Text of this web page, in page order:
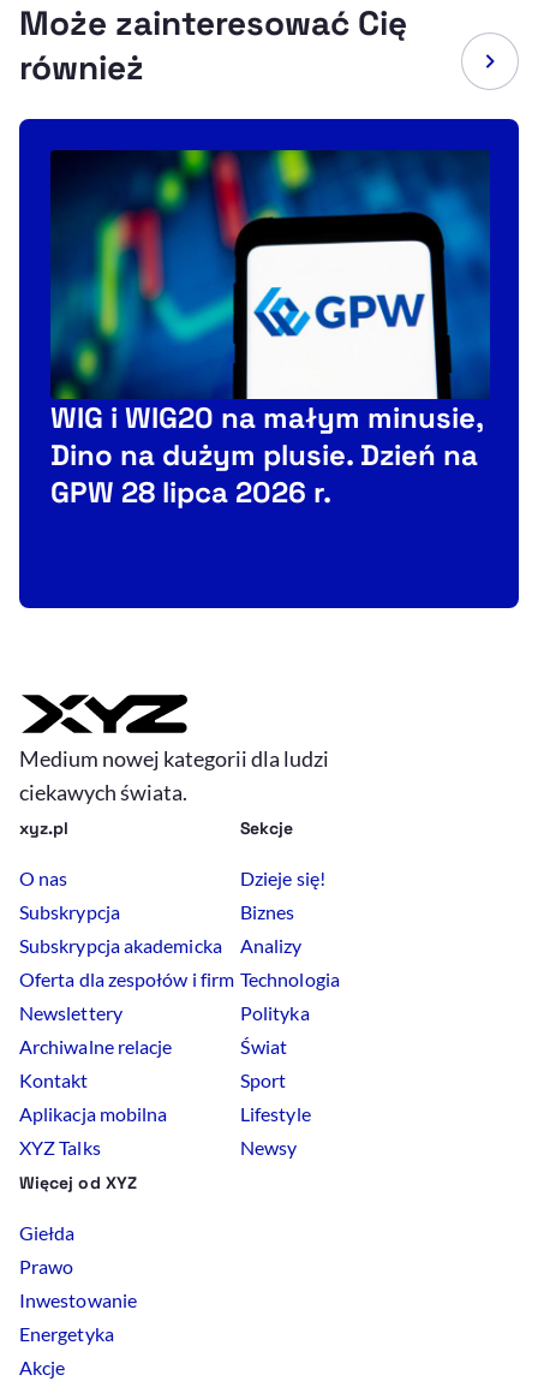
Może zainteresować Cię
również
WIG i WIG20 na małym minusie,
Dino na dużym plusie. Dzień na
GPW 28 lipca 2026 r.
Medium nowej kategorii dla ludzi
ciekawych świata.
xyz.pl
O nas
Subskrypcja
Subskrypcja akademicka
Oferta dla zespołów i firm
Newslettery
Archiwalne relacje
Kontakt
Aplikacja mobilna
XYZ Talks
Sekcje
Dzieje się!
Biznes
Analizy
Technologia
Polityka
Świat
Sport
Lifestyle
Newsy
Więcej od XYZ
Giełda
Prawo
Inwestowanie
Energetyka
Akcje